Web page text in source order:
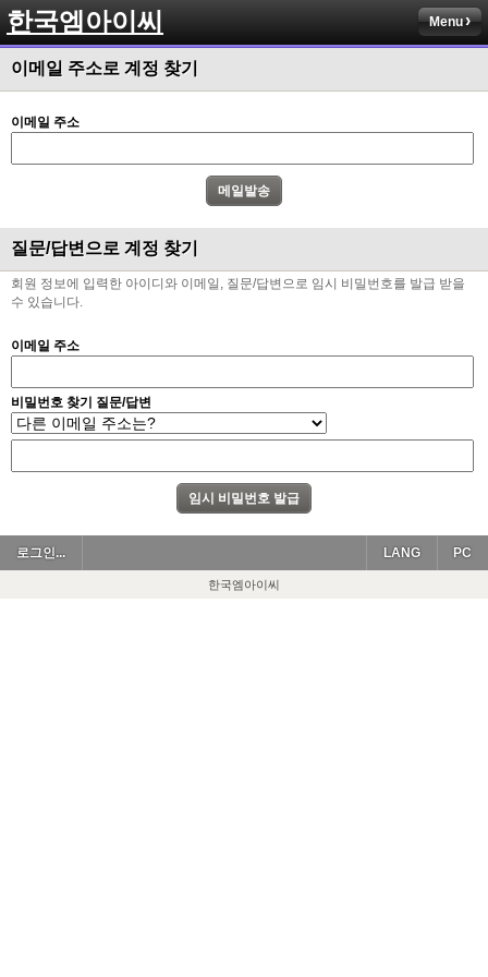
한국엠아이씨 Menu
이메일 주소로 계정 찾기
이메일 주소
질문/답변으로 계정 찾기
회원 정보에 입력한 아이디와 이메일, 질문/답변으로 임시 비밀번호를 발급 받을
수 있습니다.
이메일 주소
비밀번호 찾기 질문/답변
로그인... PC
LANG
한국엠아이씨